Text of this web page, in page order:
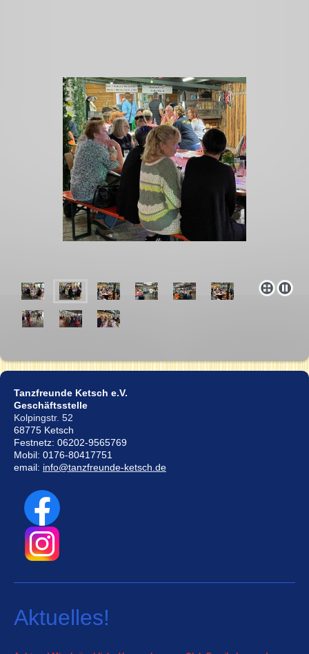
Tanzfreunde Ketsch e.V.
Geschäftsstelle
Kolpingstr. 52
68775 Ketsch
Festnetz: 06202-9565769
Mobil: 0176-80417751
email: info@tanzfreunde-ketsch.de
Aktuelles!